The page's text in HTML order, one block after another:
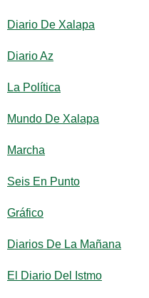
Diario De Xalapa
Diario Az
La Política
Mundo De Xalapa
Marcha
Seis En Punto
Gráfico
Diarios De La Mañana
El Diario Del Istmo